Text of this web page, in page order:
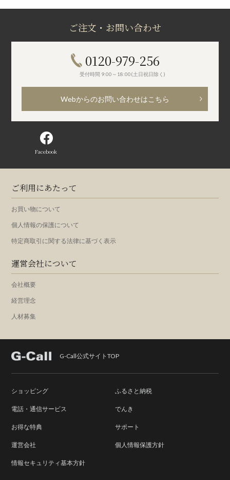
ご注文・お問い合わせ
0120-979-256
受付時間 9:00～18:00(土日祝日除く)
Webからのお問い合わせはこちら
Facebook
ご利用にあたって
お買い物について
個人情報の保護について
特定商取引に関する法律に基づく表示
運営会社について
会社概要
経営理念
人材募集
G-Call公式サイトTOP
ショッピング ふるさと納税
電話・通信サービス でんき
お得な特典 サポート
運営会社 個人情報保護方針
情報セキュリティ基本方針